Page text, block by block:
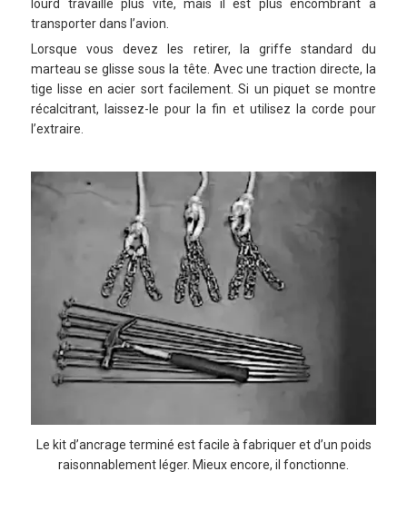
lourd travaille plus vite, mais il est plus encombrant à
transporter dans l’avion.
Lorsque vous devez les retirer, la griffe standard du
marteau se glisse sous la tête. Avec une traction directe, la
tige lisse en acier sort facilement. Si un piquet se montre
récalcitrant, laissez-le pour la fin et utilisez la corde pour
l’extraire.
Le kit d’ancrage terminé est facile à fabriquer et d’un poids
raisonnablement léger. Mieux encore, il fonctionne.